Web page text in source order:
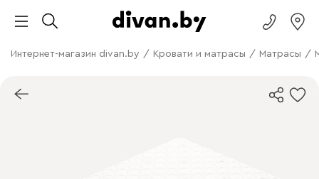
Интернет-магазин divan.by / Кровати и матрасы / Матрасы /